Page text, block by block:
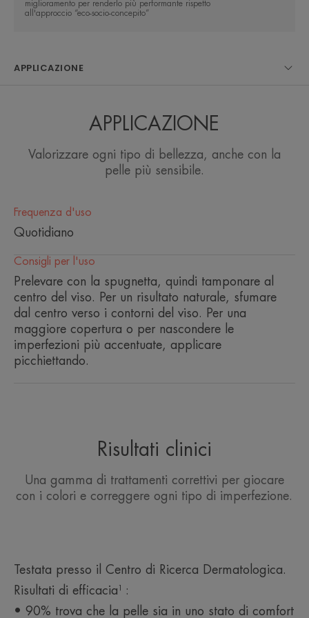
efficacemente le imperfezioni pronunciate della
pelle. Per una carnagione perfettamente uniforme,
'seconda pelle'. Tenuta perfetta per tutto il giorno.
• UNIFORMA la carnagione in un solo step. La
permette un'applicazione rapida, per donare
comfort alla pelle sensibile, secca o molto secca. I
ritocchi sono facili grazie al comodo formato da
viaggio.
• Corregge le imperfezioni della pelle da moderate
a pronunciate con un risultato naturale e vellutato.
La pelle sensibile è protetta e ritrova il suo comfort.
Aiuta a ritrovare fiducia in sé e nella propria
sensibili, grazie a una formulazione ad alta
una protezione SPF 30 UVA/UVB.
Benefici della consistenza
Una consistenza morbida, facile da applicare e dal risultato
naturale.
miglioramento per renderlo più performante rispetto
all'approccio “eco-socio-concepito”
APPLICAZIONE
APPLICAZIONE
Valorizzare ogni tipo di bellezza, anche con la
pelle più sensibile.
Frequenza d'uso
Quotidiano
Consigli per l'uso
Prelevare con la spugnetta, quindi tamponare al
centro del viso. Per un risultato naturale, sfumare
dal centro verso i contorni del viso. Per una
maggiore copertura o per nascondere le
imperfezioni più accentuate, applicare
picchiettando.
Risultati clinici
Una gamma di trattamenti correttivi per giocare
con i colori e correggere ogni tipo di imperfezione.
Testata presso il Centro di Ricerca Dermatologica.
Risultati di efficacia¹ :
• 90% trova che la pelle sia in uno stato di comfort